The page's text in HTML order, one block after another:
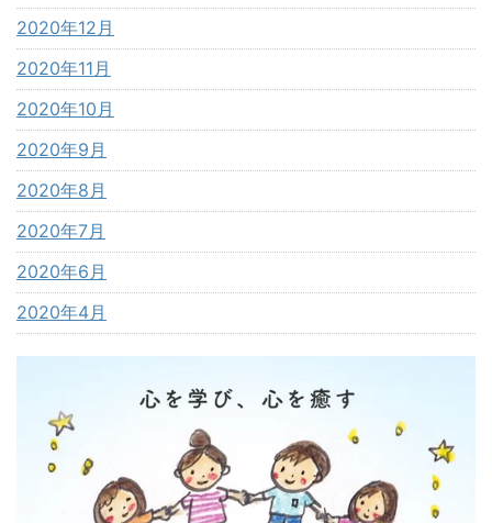
2020年12月
2020年11月
2020年10月
2020年9月
2020年8月
2020年7月
2020年6月
2020年4月